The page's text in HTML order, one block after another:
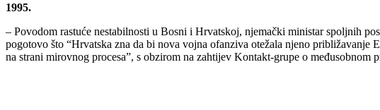
1995.
– Povodom rastuće nestabilnosti u Bosni i Hrvatskoj, njemački ministar spoljnih
pogotovo što “Hrvatska zna da bi nova vojna ofanziva otežala njeno
na strani mirovnog procesa”, s obzirom na zahtijev Kontakt-grupe o međusobnom